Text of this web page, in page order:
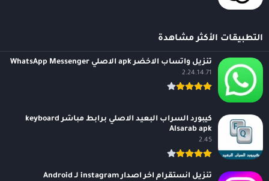
التطبيقات الأكثر مشاهدة
تنزيل واتساب الاخضر apk الاصلي WhatsApp Messenger
2.24.14.71
كيبورد السراب البعيد الاصلي برابط مباشر keyboard
Alsarab apk
2.45
تنزيل انستقرام اخر اصدار instagram لـ Android